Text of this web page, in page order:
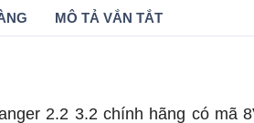
MÔ TẢ VẮN TẮT
2.2 3.2 chính hãng có mã